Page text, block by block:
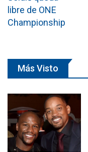
Más Visto